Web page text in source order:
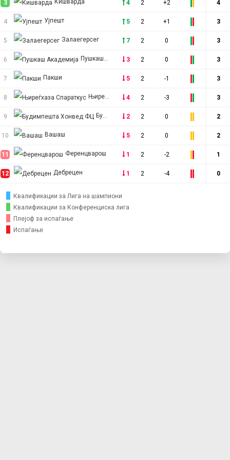
3 4 2 +2 4
4 Ујпешт 5 2 +1 3
5 Залаегерсег 7 2 0 3
6 Пушкаш Академија 3 2 0 3
7 Пакши 5 2 -1 3
8 Њиреѓхаза Спараткус 4 2 -3 3
9 Будимпешта Хонвед ФЦ 2 2 0 2
10 Вашаш 5 2 0 2
11 Ференцварош 1 2 -2 1
12 Дебрецен 1 2 -4 0
Квалификации за Лига на шампиони
Квалификации за Конференциска лига
Плејоф за испаѓање
Испаѓање